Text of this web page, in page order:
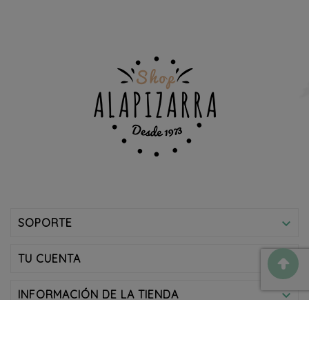
SOPORTE 
TU CUENTA 
INFORMACIÓN DE LA TIENDA 